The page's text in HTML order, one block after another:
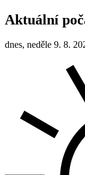
Aktuální
dnes, neděle 9. 8.